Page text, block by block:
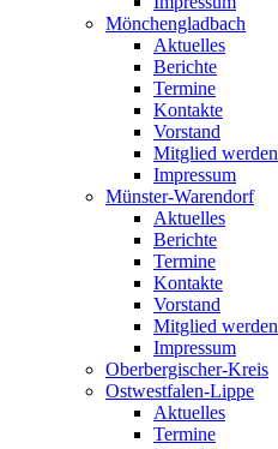
Mönchengladbach
Aktuelles
Berichte
Termine
Kontakte
Vorstand
Mitglied werden
Impressum
Münster-Warendorf
Aktuelles
Berichte
Termine
Kontakte
Vorstand
Mitglied werden
Impressum
Oberbergischer-Kreis
Ostwestfalen-Lippe
Aktuelles
Termine